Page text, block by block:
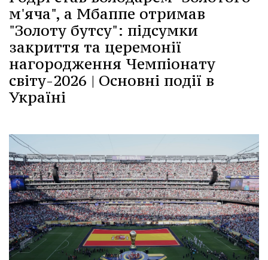
м'яча", а Мбаппе отримав
"Золоту бутсу": підсумки
закриття та церемонії
нагородження Чемпіонату
світу-2026 | Основні події в
Україні